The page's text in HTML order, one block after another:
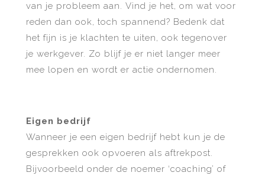
van je probleem aan. Vind je het, om wat voor
reden dan ook, toch spannend? Bedenk dat
het fijn is je klachten te uiten, ook tegenover
je werkgever. Zo blijf je er niet langer meer
mee lopen en wordt er actie ondernomen.
Eigen bedrijf
Wanneer je een eigen bedrijf hebt kun je de
gesprekken ook opvoeren als aftrekpost.
Bijvoorbeeld onder de noemer ‘coaching’ of